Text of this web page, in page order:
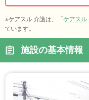
※ケアスル 介護は、「ケアスル
ています。
施設の基本情報